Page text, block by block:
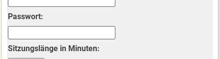
Passwort:
Sitzungslänge in Minuten: